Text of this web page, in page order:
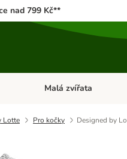
nad 799 Kč**
Psi Otevřít menu: Kočky
Malá zvířata
Lotte Pro kočky Designed by